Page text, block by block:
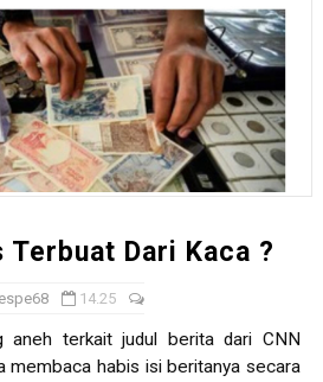
Terbuat Dari Kaca ?
14.25
aneh terkait judul berita dari CNN
membaca habis isi beritanya secara